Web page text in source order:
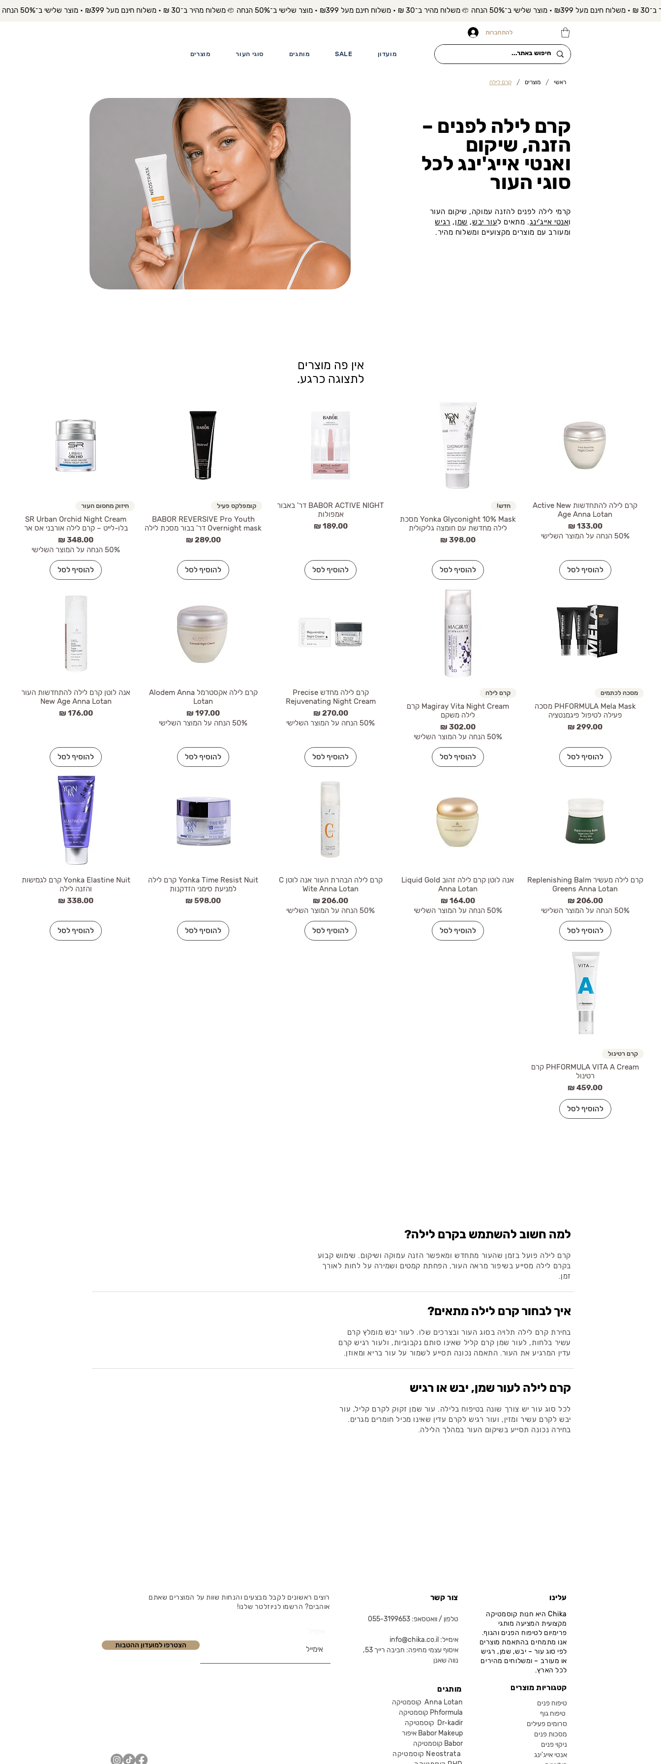
משלוח מהיר ב־30 ₪ • משלוח חינם מעל ₪399 • מוצר שלישי ב־50% הנחה
מוצרים סוגי העור מותגים SALE מועדון
להתחברות
ראשי / מוצרים / קרם לילה
קרם לילה לפנים –
הזנה, שיקום
ואנטי אייג'ינג לכל
סוגי העור
קרמי לילה לפנים להזנה עמוקה, שיקום העור
ואנטי אייג'ינג. מתאים לעור יבש, שמן, רגיש
ומעורב עם מוצרים מקצועיים ומשלוח מהיר.
לתצוגה כרגע.
קרם לילה להתחדשות Active New
Age Anna Lotan
מחיר‏133.00 ‏₪
50% הנחה על המוצר השלישי
להוסיף לסל
חדש!
Yonka Glyconight 10% Mask מסכת
לילה מחדשת עם חומצה גליקולית
מחיר‏398.00 ‏₪
להוסיף לסל
BABOR ACTIVE NIGHT דר' באבור
אמפולות
מחיר‏189.00 ‏₪
להוסיף לסל
קומפלקס פעיל
BABOR REVERSIVE Pro Youth
Overnight mask דר' בבור מסכת לילה
מחיר‏289.00 ‏₪
להוסיף לסל
חיזוק מחסום העור
SR Urban Orchid Night Cream
בלו-לייט – קרם לילה אורבני אס אר
מחיר
50% הנחה על המוצר השלישי
להוסיף לסל
מסכה לכתמים
PHFORMULA Mela Mask מסכה
פעילה לטיפול פיגמנטציה
מחיר
להוסיף לסל
קרם לילה
Magiray Vita Night Cream קרם
לילה משקם
מחיר‏302.00 ‏₪
50% הנחה על המוצר השלישי
להוסיף לסל
קרם לילה מחדש Precise
Rejuvenating Night Cream
מחיר‏270.00 ‏₪
50% הנחה על המוצר השלישי
להוסיף לסל
קרם לילה אקסטרמל Alodem Anna
Lotan
מחיר
50% הנחה על המוצר השלישי
להוסיף לסל
אנה לוטן קרם לילה להתחדשות העור
New Age Anna Lotan
מחיר‏176.00 ‏₪
להוסיף לסל
קרם לילה מעשיר Replenishing Balm
Greens Anna Lotan
מחיר‏206.00 ‏₪
50% הנחה על המוצר השלישי
להוסיף לסל
אנה לוטן קרם לילה זהוב Liquid Gold
Anna Lotan
מחיר‏164.00 ‏₪
50% הנחה על המוצר השלישי
להוסיף לסל
קרם לילה הבהרת העור אנה לוטן C
Wite Anna Lotan
מחיר
50% הנחה על המוצר השלישי
להוסיף לסל
Yonka Time Resist Nuit קרם לילה
למניעת סימני הזדקנות
מחיר
להוסיף לסל
Yonka Elastine Nuit קרם לגמישות
והזנה לילה
מחיר
להוסיף לסל
קרם רטינול
PHFORMULA VITA A Cream קרם
רטינול
מחיר
להוסיף לסל
למה חשוב להשתמש בקרם לילה?
קרם לילה פועל בזמן שהעור מתחדש ומאפשר הזנה עמוקה ושיקום. שימוש קבוע
בקרם לילה מסייע בשיפור מראה העור, הפחתת קמטים ושמירה על לחות לאורך
זמן.
איך לבחור קרם לילה מתאים?
בחירת קרם לילה תלויה בסוג העור ובצרכים שלו. לעור יבש מומלץ קרם
עשיר בלחות, לעור שמן קרם קליל שאינו סותם נקבוביות, ולעור רגיש קרם
עדין המרגיע את העור. התאמה נכונה תסייע לשמור על עור בריא ומאוזן.
קרם לילה לעור שמן, יבש או רגיש
לכל סוג עור יש צורך שונה בטיפוח בלילה. עור שמן זקוק לקרם קליל, עור
יבש לקרם עשיר ומזין, ועור רגיש לקרם עדין שאינו מכיל חומרים מגרים.
בחירה נכונה תסייע בשיקום העור במהלך הלילה.
רוצים ראשונים לקבל מבצעים והנחות שוות על המוצרים שאתם
אוהבים? הרשמו לניוזלטר שלנו!
הצטרפו למועדון ההטבות
צור קשר
טלפון / וואטסאפ: 055-3199653
אימייל: info@chika.co.il
איסוף עצמי מחיפה: חביבה רייך 53,
נווה שאנן
מותגים
קוסמטיקה Anna Lotan
קוסמטיקה Phformula
קוסמטיקה Dr-kadir
איפור Babor Makeup
קוסמטיקה Babor
קוסמטיקה Neostrata
עלינו
Chika היא חנות קוסמטיקה
מקצועית המציעה מותגי
פרימיום לטיפוח הפנים והגוף.
אנו מתמחים בהתאמת מוצרים
לפי סוג עור – יבש, שמן, רגיש
או מעורב – ומשלוחים מהירים
לכל הארץ.
קטגוריות מוצרים
טיפוח פנים
טיפוח גוף
סרומים פעילים
מסכות פנים
ניקוי פנים
אנטי אייג'ינג